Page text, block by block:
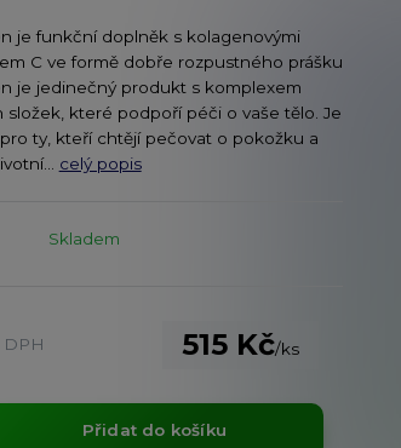
je funkční doplněk s kolagenovými
C ve formě dobře rozpustného prášku
je jedinečný produkt s komplexem
složek, které podpoří péči o vaše tělo. Je
ty, kteří chtějí pečovat o pokožku a
celý popis
Skladem
515 Kč/ks
DPH
Přidat do košíku